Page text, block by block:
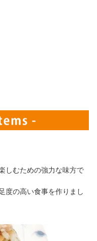
しむための強力な味方で
度の高い食事を作りまし